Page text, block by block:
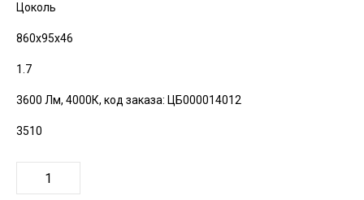
Цоколь
860х95х46
1.7
3600 Лм, 4000К, код заказа: ЦБ000014012
3510